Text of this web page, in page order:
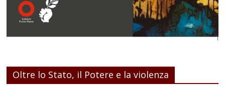
Oltre lo Stato, il Potere e la violenza